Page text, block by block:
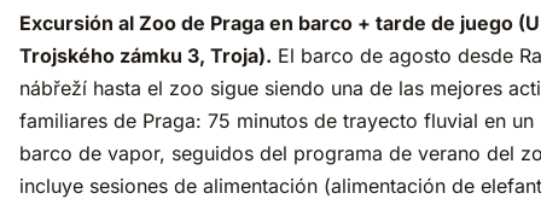
Excursión al Zoo de Praga en barco + tarde de juego (U
Trojského zámku 3, Troja). El barco de agosto desde
nábřeží hasta el zoo sigue siendo una de las mejores
familiares de Praga: 75 minutos de trayecto fluvial en
barco de vapor, seguidos del programa de verano del
incluye sesiones de alimentación (alimentación de